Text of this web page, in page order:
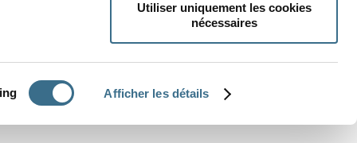
Afficher les détails
Utiliser uniquement les cookies
nécessaires